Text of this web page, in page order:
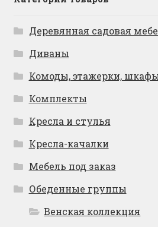
Деревянная садовая
Диваны
Комоды, этажерки,
Комплекты
Кресла и стулья
Кресла-качалки
Мебель под заказ
Обеденные группы
Венская коллекция